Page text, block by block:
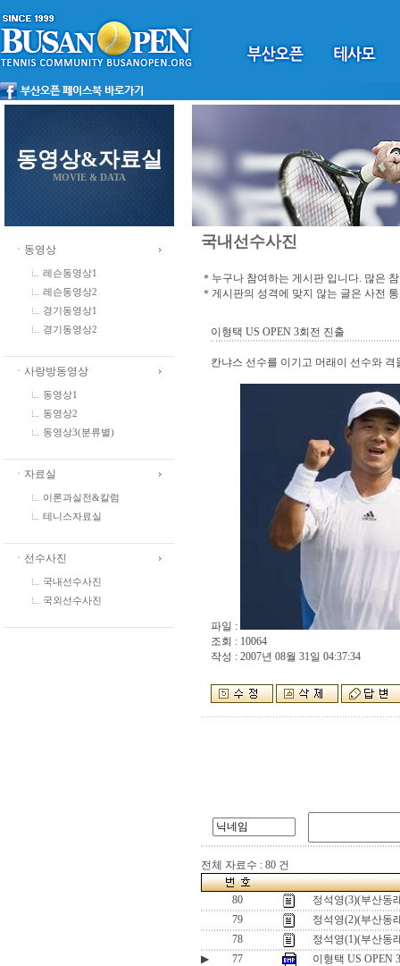
동영상&자료실
MOVIE & DATA
ㆍ동영상
레슨동영상1
레슨동영상2
경기동영상1
경기동영상2
ㆍ사랑방동영상
동영상1
동영상2
동영상3(분류별)
ㆍ자료실
이론과실전&칼럼
테니스자료실
ㆍ선수사진
국내선수사진
국외선수사진
국내선수사진
＊누구나 참여하는 게시판 입니다. 많은
＊게시판의 성격에 맞지 않는 글은 사전
이형택 US OPEN 3회전 진출
칸냐스 선수를 이기고 머래이 선수와 격
파일 :
조회 : 10064
작성 : 2007년 08월 31일 04:37:34
전체 자료수 : 80 건
80
정석영(3)(부산동
79
정석영(2)(부산동
78
정석영(1)(부산동
▶
77
이형택 US OPEN